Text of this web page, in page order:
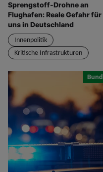
Sprengstoff-Drohne an
Flughafen: Reale Gefahr für
uns in Deutschland
Innenpolitik
Kritische Infrastrukturen
Bund